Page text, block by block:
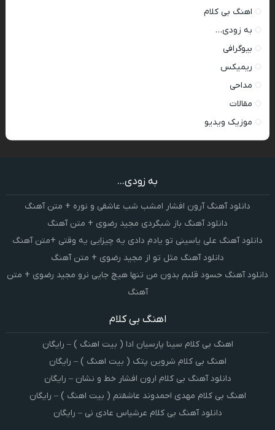
اهنگ بی کلام
به زودی…
بیوگرافی
ریمیکس
مداحی
مقالات
موزیک ویدیو
به زودی...
دانلود آهنگ آرون افشار امشب شب عاشقی و نوره + متن آهنگ
دانلود آهنگ باز شبگردی مجید رضوی + متن آهنگ
دانلود آهنگ علی یاسینی تو یادم دادی یه چیزایی یه وقتی +متن آهنگ
دانلود آهنگ مثل تو از مجید رضوی + متن آهنگ
دانلود آهنگ حسود قلبم بدون من تنها هیچ جایی نرو مجید رضوی + متن
آهنگ
اهنگ بی کلام
اهنگ بی کلام سینا پارسیان ادا ( بیت اهنگ ) – رایگان
اهنگ بی کلام شروین پتک ( بیت اهنگ ) – رایگان
دانلود آهنگ بی کلام ارون افشار خط و نشان – رایگان
اهنگ بی کلام مهدی احمدوند عاشقتم ( بیت اهنگ ) – رایگان
دانلود آهنگ بی کلام عرشیاس عادی نی – رایگان